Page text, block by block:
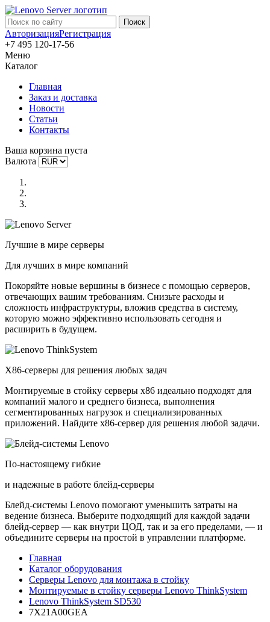
АвторизацияРегистрация
+7 495 120-17-56
Меню
Каталог
Главная
Заказ и доставка
Новости
Статьи
Контакты
Ваша корзина пуста
Валюта
Лучшие в мире серверы
Для лучших в мире компаний
Покоряйте новые вершины в бизнесе с помощью серверов,
отвечающих вашим требованиям. Снизьте расходы и
сложность инфраструктуры, вложив средства в систему,
которую можно эффективно использовать сегодня и
расширить в будущем.
X86-серверы для решения любых задач
Монтируемые в стойку серверы x86 идеально подходят для
компаний малого и среднего бизнеса, выполнения
сегментированных нагрузок и специализированных
приложений. Найдите x86-сервер для решения любой задачи.
По-настоящему гибкие
и надежные в работе блейд-серверы
Блейд-системы Lenovo помогают уменьшить затраты на
ведение бизнеса. Выберите подходящий для каждой задачи
блейд-сервер — как внутри ЦОД, так и за его пределами, — и
объедините серверы на простой в управлении платформе.
Главная
Каталог оборудования
Серверы Lenovo для монтажа в стойку
Монтируемые в стойку серверы Lenovo ThinkSystem
Lenovo ThinkSystem SD530
7X21A00GEA